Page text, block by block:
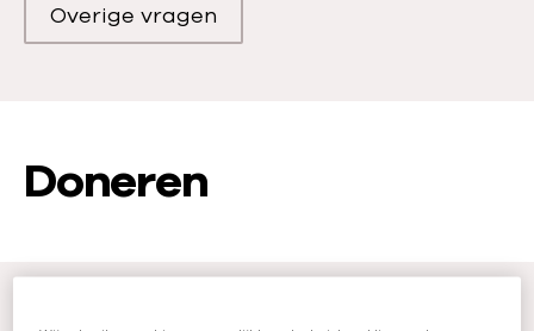
Scroll naar
Overige vragen
Doneren